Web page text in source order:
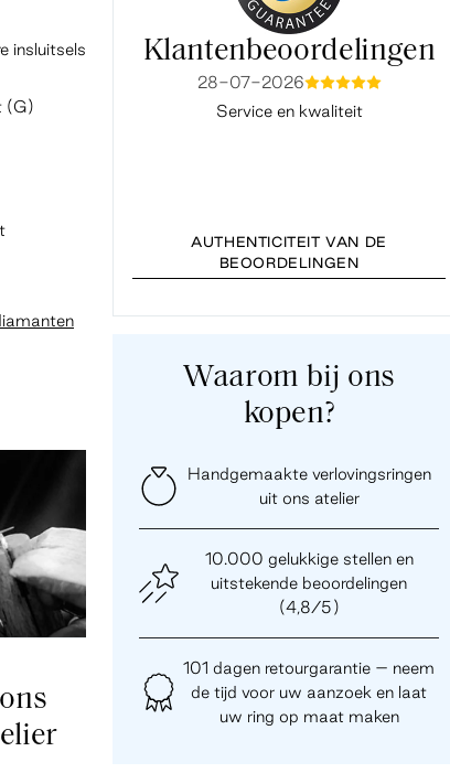
insluitsels
(G)
Klantenbeoordelingen
28-07-2026mmmmm
Service en kwaliteit
AUTHENTICITEIT VAN DE
BEOORDELINGEN
Waarom bij ons
kopen?
Handgemaakte verlovingsringen
uit ons atelier
10.000 gelukkige stellen en
uitstekende beoordelingen
(4,8/5)
101 dagen retourgarantie – neem
de tijd voor uw aanzoek en laat
uw ring op maat maken